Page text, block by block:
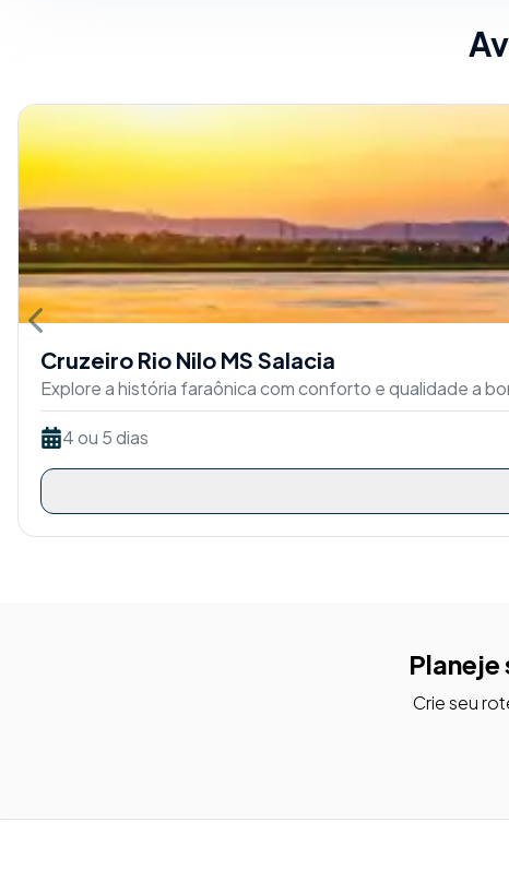
Cruzeiro Rio Nilo MS Salacia
Explore a história faraônica com conforto e qualidade a
4 ou 5 dias
Previous slide
Planeje
Crie seu